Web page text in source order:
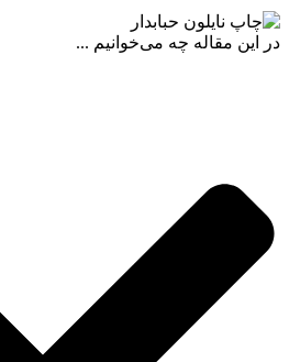
در این مقاله چه می‌خوانیم ...